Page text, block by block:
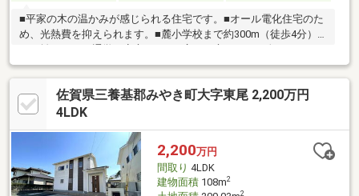
■平家の木の温かみが感じられる住宅です。■オール電化住宅のた
め、光熱費を抑えられます。■麓小学校まで約300m（徒歩4分）
綺麗な桜が満開です。■近隣住宅との間隔が広く、プライバシー
も守られます。私たち駅前不動産は福岡県・久留米・佐賀県を中
心展開する「地域密着型」の不動産会社です！地域密着企業であ
りながら、仲介件数・店舗数は九州トップクラスとなり、駅前不
破しました。物件探しの際は必ずお力になれると思います！！気
になる物件は、遠慮なくお申しつけ下さい！
佐賀県三養基郡みやき町大字東尾 2,200万円
4LDK
2,200万円
間取り 4LDK
建物面積108m2
2